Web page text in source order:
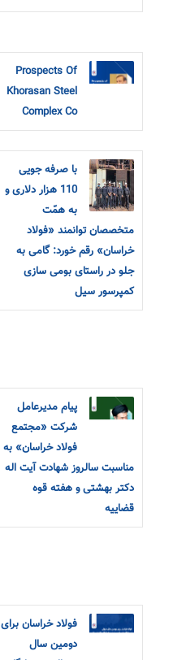
Prospects Of
Khorasan Steel
Complex Co
با صرفه جویی
110 هزار دلاری و
به همّت
متخصصان توانمند «فولاد
خراسان» رقم خورد: گامی به
جلو در راستای بومی سازی
کمپرسور سیل
پیام مدیرعامل
شرکت «مجتمع
فولاد خراسان» به
مناسبت سالروز شهادت آیت اله
دکتر بهشتی و هفته قوه
قضاییه
فولاد خراسان برای
دومین سال